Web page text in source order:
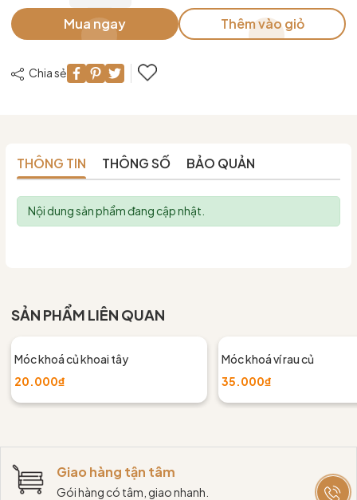
Mua ngay Thêm vào giỏ
Chia sẻ
THÔNG TIN THÔNG SỐ BẢO QUẢN
Nội dung sản phẩm đang cập nhật.
SẢN PHẨM LIÊN QUAN
Móc khoá củ khoai tây
20.000₫
Móc khoá ví rau củ
35.000₫
Giao hàng tận tâm
Gói hàng có tâm, giao nhanh.